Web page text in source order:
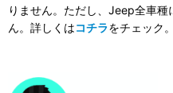
りません。ただし、Jeep全車
ん。詳しくはコチラをチェック。